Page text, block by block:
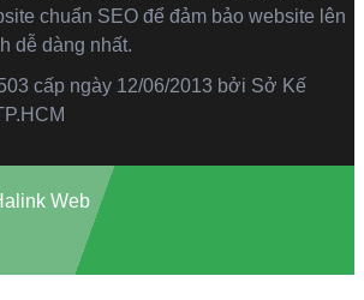
chuẩn SEO để đảm bảo website lên
dễ dàng nhất.
cấp ngày 12/06/2013 bởi Sở Kế
Web